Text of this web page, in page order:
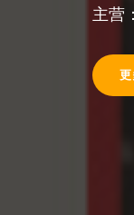
主营